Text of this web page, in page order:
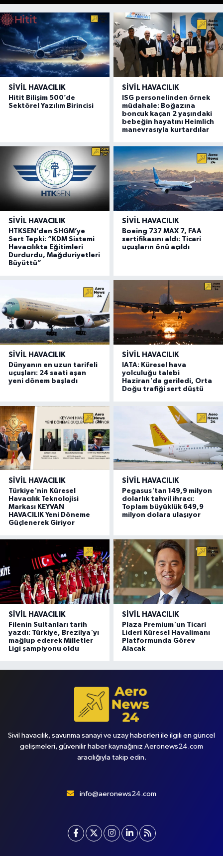
SIVIL HAVACILIK
Hitit Bilişim 500’de
Sektörel Yazılım Birincisi
SIVIL HAVACILIK
ISG personelinden örnek
müdahale: Boğazına
boncuk kaçan 2 yaşındaki
bebeğin hayatını Heimlich
manevrasıyla kurtardılar
SIVIL HAVACILIK
HTKSEN’den SHGM’ye
Sert Tepki: “KDM Sistemi
Havacılıkta Eğitimleri
Durdurdu, Mağduriyetleri
Büyüttü”
SIVIL HAVACILIK
Boeing 737 MAX 7, FAA
sertifikasını aldı: Ticari
uçuşların önü açıldı
SIVIL HAVACILIK
Dünyanın en uzun tarifeli
uçuşları: 24 saati aşan
yeni dönem başladı
SIVIL HAVACILIK
IATA: Küresel hava
yolculuğu talebi
Haziran'da geriledi, Orta
Doğu trafiği sert düştü
SIVIL HAVACILIK
Türkiye'nin Küresel
Havacılık Teknolojisi
Markası KEYVAN
HAVACILIK Yeni Döneme
Güçlenerek Giriyor
SIVIL HAVACILIK
Pegasus'tan 149,9 milyon
dolarlık tahvil ihracı:
Toplam büyüklük 649,9
milyon dolara ulaşıyor
SIVIL HAVACILIK
Filenin Sultanları tarih
yazdı: Türkiye, Brezilya'yı
mağlup ederek Milletler
Ligi şampiyonu oldu
SIVIL HAVACILIK
Plaza Premium'un Ticari
Lideri Küresel Havalimanı
Platformunda Görev
Alacak
Sivil havacılık, savunma sanayi ve uzay haberleri ile ilgili en güncel
gelişmeleri, güvenilir haber kaynağınız Aeronews24.com
aracılığıyla takip edin.
info@aeronews24.com